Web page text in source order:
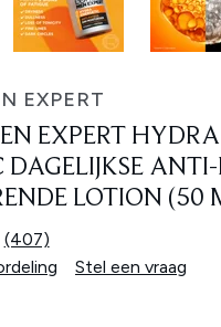
EXPERT
EXPERT HYDRA
DAGELIJKSE
LOTION (50
Lees
407
beoordelingen.
(407)
Stel een vraag